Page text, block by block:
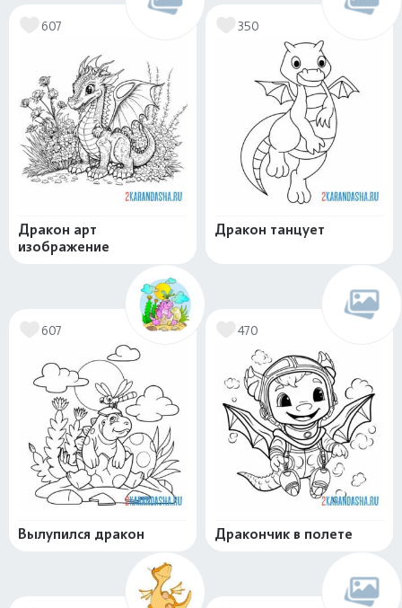
607
Дракон арт
изображение
350
Дракон танцует
607
Вылупился дракон
470
Дракончик в полете